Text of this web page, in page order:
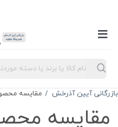
Products
search
بازرگانی آیین آذرخش مقایسه
مقایسه